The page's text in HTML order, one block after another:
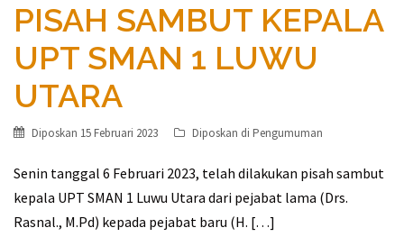
PISAH SAMBUT KEPALA
UPT SMAN 1 LUWU
UTARA
Diposkan 15 Februari 2023 Diposkan di Pengumuman
Senin tanggal 6 Februari 2023, telah dilakukan pisah sambut
kepala UPT SMAN 1 Luwu Utara dari pejabat lama (Drs.
Rasnal., M.Pd) kepada pejabat baru (H. […]